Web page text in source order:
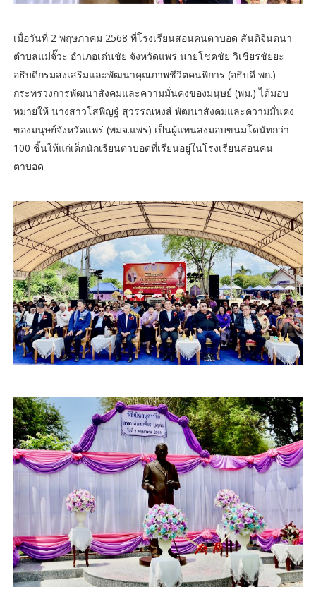
เมื่อวันที่ 2 พฤษภาคม 2568 ที่โรงเรียนสอนคนตาบอด สันติจินตนา
ตำบลแม่จั๊วะ อำเภอเด่นชัย จังหวัดแพร่ นายโชคชัย วิเชียรชัยยะ
อธิบดีกรมส่งเสริมและพัฒนาคุณภาพชีวิตคนพิการ (อธิบดี พก.)
กระทรวงการพัฒนาสังคมและความมั่นคงของมนุษย์ (พม.) ได้มอบ
หมายให้ นางสาวโสพิญฐ์ สุวรรณหงส์ พัฒนาสังคมและความมั่นคง
ของมนุษย์จังหวัดแพร่ (พมจ.แพร่) เป็นผู้แทนส่งมอบขนมโดนัทกว่า
100 ชิ้นให้แก่เด็กนักเรียนตาบอดที่เรียนอยู่ในโรงเรียนสอนคน
ตาบอด